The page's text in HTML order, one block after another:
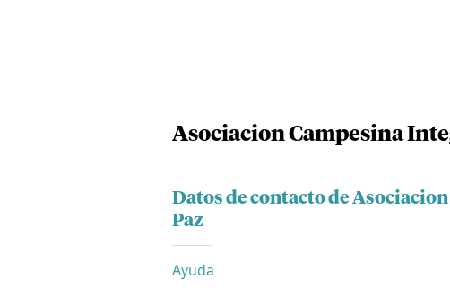
Asociacion Campesina
Datos de contacto de
Paz
Ayuda